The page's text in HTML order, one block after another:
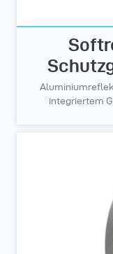
integriertem